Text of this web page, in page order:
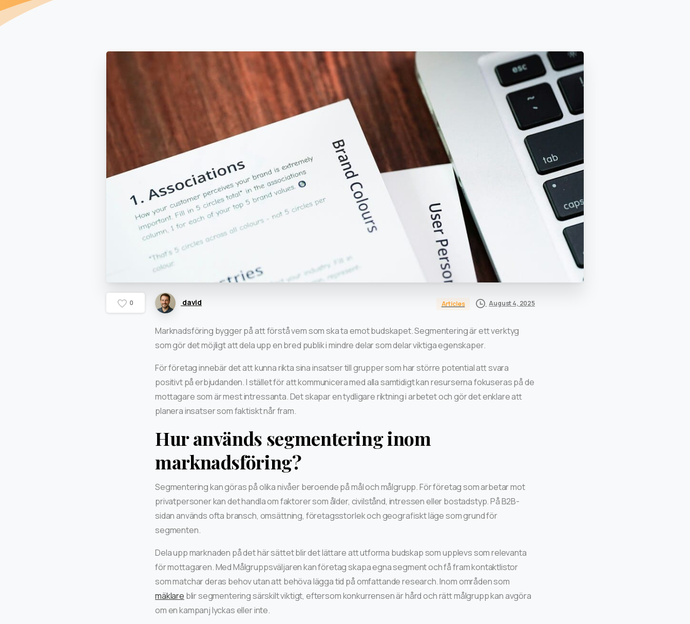
0 david Articles August 4, 2025
Marknadsföring bygger på att förstå vem som ska ta emot budskapet. Segmentering är ett verktyg
som gör det möjligt att dela upp en bred publik i mindre delar som delar viktiga egenskaper.
För företag innebär det att kunna rikta sina insatser till grupper som har större potential att svara
positivt på erbjudanden. I stället för att kommunicera med alla samtidigt kan resurserna fokuseras på de
mottagare som är mest intressanta. Det skapar en tydligare riktning i arbetet och gör det enklare att
planera insatser som faktiskt når fram.
Hur används segmentering inom
marknadsföring?
Segmentering kan göras på olika nivåer beroende på mål och målgrupp. För företag som arbetar mot
privatpersoner kan det handla om faktorer som ålder, civilstånd, intressen eller bostadstyp. På B2B-
sidan används ofta bransch, omsättning, företagsstorlek och geografiskt läge som grund för
segmenten.
Dela upp marknaden på det här sättet blir det lättare att utforma budskap som upplevs som relevanta
för mottagaren. Med Målgruppsväljaren kan företag skapa egna segment och få fram kontaktlistor
som matchar deras behov utan att behöva lägga tid på omfattande research. Inom områden som
mäklare blir segmentering särskilt viktigt, eftersom konkurrensen är hård och rätt målgrupp kan avgöra
om en kampanj lyckas eller inte.